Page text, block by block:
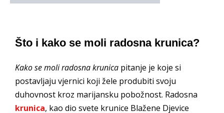
Što i kako se moli radosna krunica?
Kako se moli radosna krunica pitanje je koje si
postavljaju vjernici koji žele produbiti svoju
duhovnost kroz marijansku pobožnost. Radosna
krunica, kao dio svete krunice Blažene Djevice